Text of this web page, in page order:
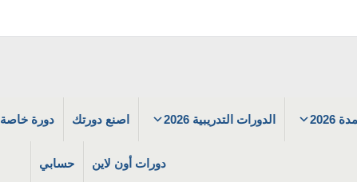
2026 الدورات التدريبية 2026 اصنع دورتك دورة خاصة
دورات أون لاين حسابي